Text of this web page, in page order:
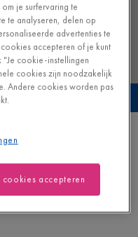
interieur
Beschikbaar in2varianten
je surfervaring te
te analyseren, delen op
advertenties te
accepteren of je kunt
cookie-instellingen
cookies zijn noodzakelijk
Andere cookies worden pas
cookies accepteren